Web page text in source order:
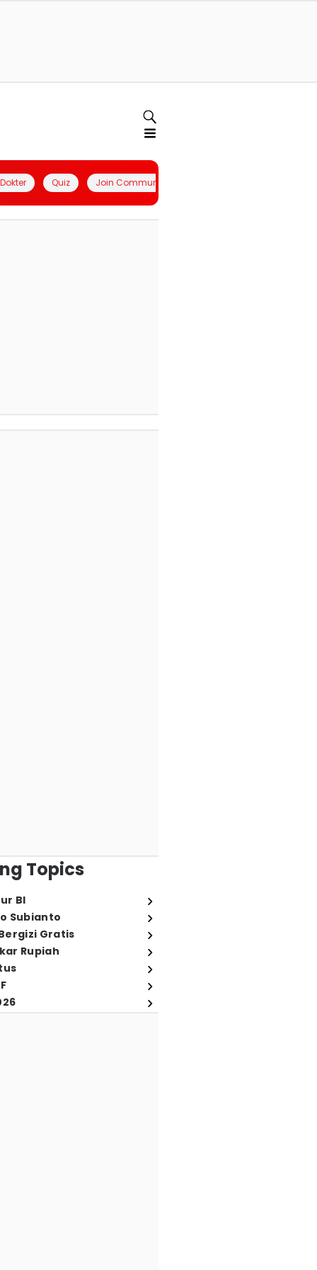
Quiz Join Community
Topics
BI
Subianto
Gratis
Rupiah